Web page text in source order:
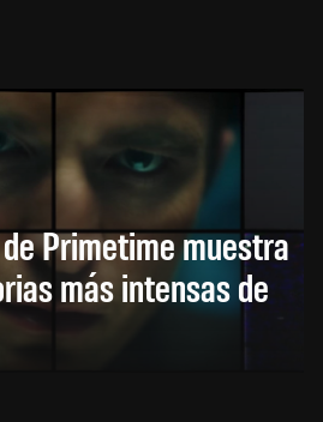
Primetime muestra
más intensas de